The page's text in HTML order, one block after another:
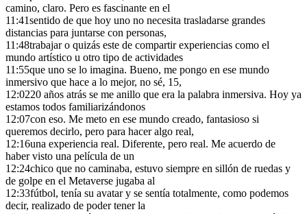
camino, claro. Pero es fascinante en el
11:41sentido de que hoy uno no necesita trasladarse grandes
distancias para juntarse con personas,
11:48trabajar o quizás este de compartir experiencias como el
mundo artístico u otro tipo de actividades
11:55que uno se lo imagina. Bueno, me pongo en ese mundo
inmersivo que hace a lo mejor, no sé, 15,
12:0220 años atrás se me anillo que era la palabra inmersiva. Hoy ya
estamos todos familiarizándonos
12:07con eso. Me meto en ese mundo creado, fantasioso si
queremos decirlo, pero para hacer algo real,
12:16una experiencia real. Diferente, pero real. Me acuerdo de
haber visto una película de un
12:24chico que no caminaba, estuvo siempre en sillón de ruedas y
de golpe en el Metaverse jugaba al
12:33fútbol, tenía su avatar y se sentía totalmente, como podemos
decir, realizado de poder tener la